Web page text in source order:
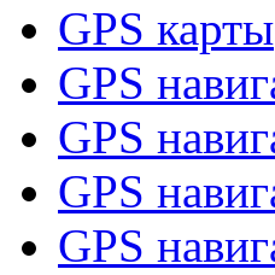
GPS карты
GPS
GPS
GPS
GPS